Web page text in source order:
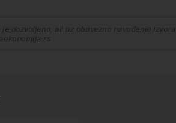
dozvoljeno, ali uz obavezno navođenje